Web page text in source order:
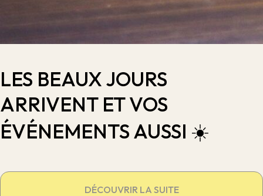
LES BEAUX JOURS
ARRIVENT ET VOS
ÉVÉNEMENTS AUSSI ☀️
DÉCOUVRIR LA SUITE